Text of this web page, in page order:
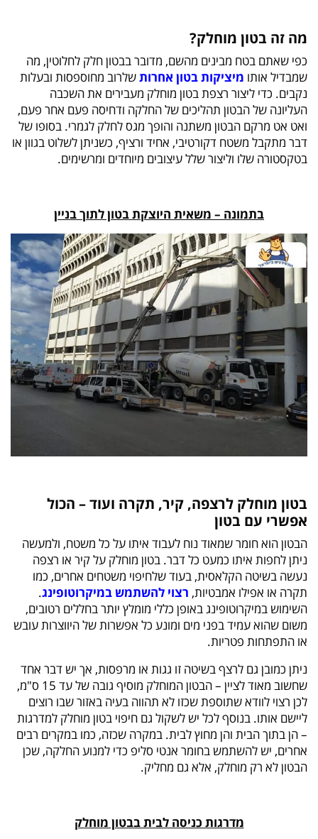
מה זה בטון מוחלק?
כפי שאתם בטח מבינים מהשם, מדובר בבטון חלק לחלוטין, מה
שמבדיל אותו מיציקות בטון אחרותשלרוב מחוספסות ובעלות
נקבים. כדי ליצור רצפת בטון מוחלק מעבירים את השכבה
העליונה של הבטון תהליכים של החלקה ודחיסה פעם אחר פעם,
ואט אט מרקם הבטון משתנה והופך מגס לחלק לגמרי. בסופו של
דבר מתקבל משטח דקורטיבי, אחיד ורציף, כשניתן לשלוט בגוון או
בטקסטורה שלו וליצור שלל עיצובים מיוחדים ומרשימים.
בתמונה – משאית היוצקת בטון לתוך בניין
בטון מוחלק לרצפה, קיר, תקרה ועוד – הכול
אפשרי עם בטון
הבטון הוא חומר שמאוד נוח לעבוד איתו על כל משטח, ולמעשה
ניתן לחפות איתו כמעט כל דבר. בטון מוחלק על קיר או רצפה
נעשה בשיטה הקלאסית, בעוד שלחיפוי משטחים אחרים, כמו
תקרה או אפילו אמבטיות, רצוי להשתמש במיקרוטופינג.
השימוש במיקרוטופינג באופן כללי מומלץ יותר בחללים רטובים,
משום שהוא עמיד בפני מים ומונע כל אפשרות של היווצרות עובש
או התפתחות פטריות.
ניתן כמובן גם לרצף בשיטה זו גגות או מרפסות, אך יש דבר אחד
שחשוב מאוד לציין – הבטון המוחלק מוסיף גובה של עד 15 ס"מ,
לכן רצוי לוודא שתוספת שכזו לא תהווה בעיה באזור שבו רוצים
ליישם אותו. בנוסף לכל יש לשקול גם חיפוי בטון מוחלק למדרגות
– הן בתוך הבית והן מחוץ לבית. במקרה שכזה, כמו במקרים רבים
אחרים, יש להשתמש בחומר אנטי סליפ כדי למנוע החלקה, שכן
הבטון לא רק מוחלק, אלא גם מחליק.
מדרגות כניסה לבית בבטון מוחלק